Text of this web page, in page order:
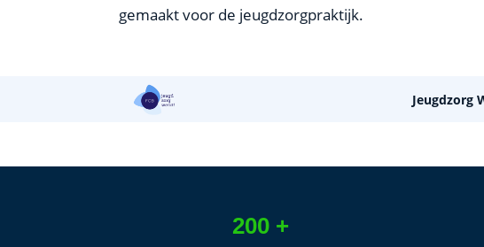
gemaakt voor de jeugdzorgpraktijk.
Jeugdzorg
200 +